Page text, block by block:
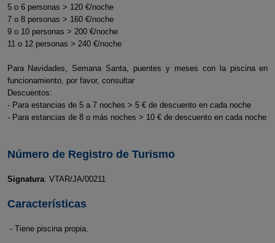
5 o 6 personas > 120 €/noche
7 o 8 personas > 160 €/noche
9 o 10 personas > 200 €/noche
11 o 12 personas > 240 €/noche
Para Navidades, Semana Santa, puentes y meses con la piscina en
funcionamiento, por favor, consultar
Descuentos:
- Para estancias de 5 a 7 noches > 5 € de descuento en cada noche
- Para estancias de 8 o más noches > 10 € de descuento en cada noche
Número de Registro de Turismo
Signatura: VTAR/JA/00211
Características
- Tiene piscina propia.